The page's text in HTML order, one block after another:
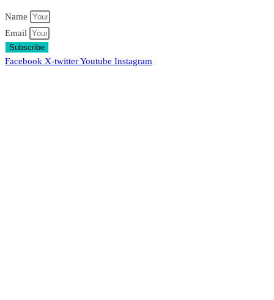
Name
Email
Subscribe
Facebook X-twitterYoutube Instagram